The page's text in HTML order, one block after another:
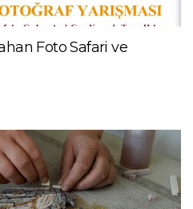
Foto Safari ve